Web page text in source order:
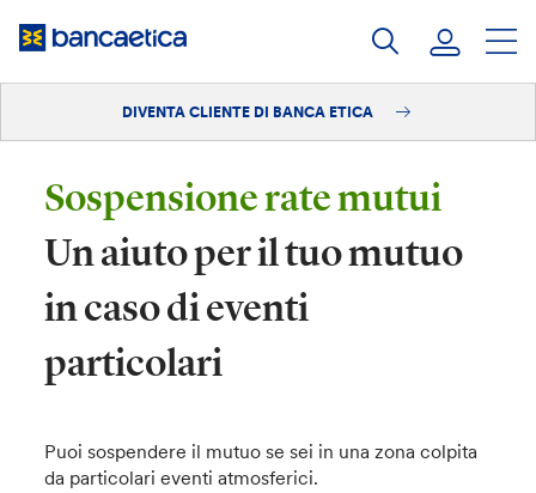
Diventa cliente
DIVENTA CLIENTE DI BANCA ETICA
Sospensione rate mutui
Un aiuto per il tuo mutuo
in caso di eventi
particolari
Puoi sospendere il mutuo se sei in una zona colpita
da particolari eventi atmosferici.